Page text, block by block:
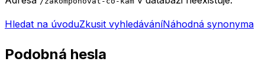
Hledat na úvoduZkusit vyhledáváníNáhodná synonyma
Podobná hesla